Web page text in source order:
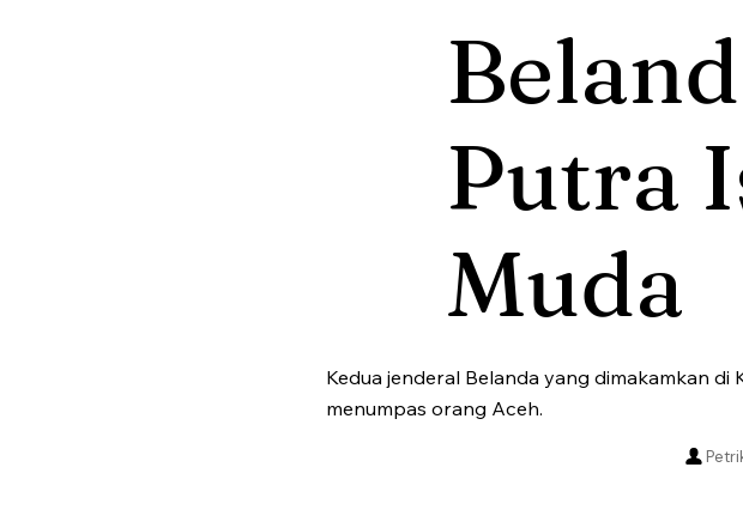
Putra
Muda
Kedua jenderal Belanda yang dimakamkan
menumpas orang Aceh.